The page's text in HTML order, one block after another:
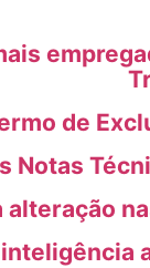
de
Notas
alteração
inteligência